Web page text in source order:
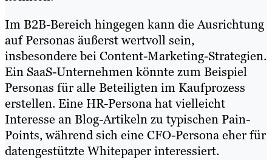
Im B2B-Bereich hingegen kann die Ausrichtung
auf Personas äußerst wertvoll sein,
insbesondere bei Content-Marketing-Strategien.
Ein SaaS-Unternehmen könnte zum Beispiel
Personas für alle Beteiligten im Kaufprozess
erstellen. Eine HR-Persona hat vielleicht
Interesse an Blog-Artikeln zu typischen Pain-
Points, während sich eine CFO-Persona eher für
datengestützte Whitepaper interessiert.